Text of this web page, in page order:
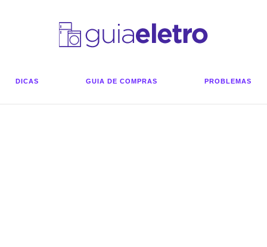
DICAS GUIA DE COMPRAS PROBLEMAS